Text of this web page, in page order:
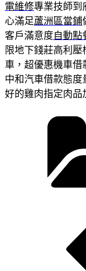
電維修專業技師到
心滿足蘆洲區當鋪
客戶滿意度自動點
限地下錢莊高利壓
車，超優惠機車借
中和汽車借款態度
好的雞肉指定肉品